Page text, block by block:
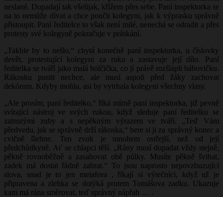
neslané. Dopadají tak všelijak, křížem přes sebe. Paní inspektorka se
na to nemůže dívat a chce poučit kolegyni, jak k výprasku správně
přistoupit. Paní ředitelce to však není milé, nenechá se odradit a přes
protesty své kolegyně pokračuje v práskání.
„Takhle by to nešlo,“ chytá konečně paní inspektorka, u číslovky
devět, protestující kolegyni za ruku a zastavuje její dílo. Paní
ředitelka se tváří jako malá holčička, co jí právě rozšlápli bábovičku.
Rákosku pustit nechce, ale musí aspoň před žáky zachovat
dekórum. Kdyby mohla, asi by vytrhala kolegyni všechny vlasy.
„Ale prosím, paní ředitelko,“ říká mírně paní inspektorka, již pevně
svírající nástroj ve svých rukou, když sleduje paní ředitelku se
zatnutými zuby a s nepěkným výrazem ve tváři. „Teď Vám
předvedu, jak se správně drží rákoska,“ bere si ji za správný konec a
cvičně šlehne. Ten zvuk je mnohem ostřejší, než od její
předchůdkyně. Ať se chlapci těší. „Rány musí dopadat vždy stejně,
pěkně rovnoběžně a zasahovat obě půlky. Musíte pěkně švihat,
zadek má dostat řádně zabrat.“ To jsou naprosto nepovzbuzující
slova, snad je to jen metafora , říkají si výtečníci, když už je
připravena a zlehka se dotýká prutem Tomášova zadku. Ukazuje
kam má rána směrovat, teď správný nápřah … .